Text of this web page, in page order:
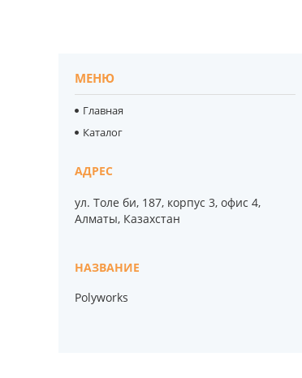
МЕНЮ
Главная
Каталог
ул. Толе би, 187, корпус 3, офис 4,
Алматы, Казахстан
Polyworks